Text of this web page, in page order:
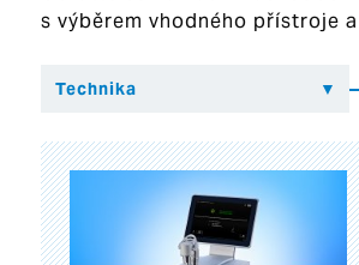
s výběrem vhodného přístroje